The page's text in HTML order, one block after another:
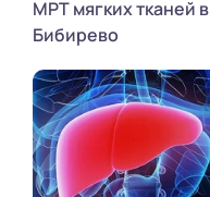
МРТ мягких тканей в
Бибирево